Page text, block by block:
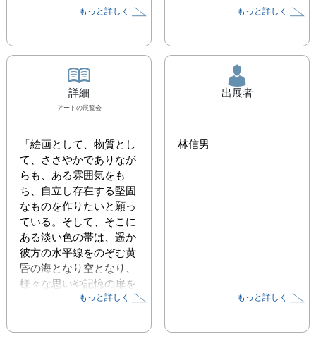
もっと詳しく もっと詳しく
詳細
アート の展覧会
「絵画として、物質とし
て、ささやかでありなが
らも、ある雰囲気をも
ち、自立し存在する堅固
なものを作りたいと願っ
ている。そして、そこに
ある淡い色の帯は、遥か
彼方の水平線をのぞむ黄
昏の海となり空となり、
様々な思いや記憶の扉を
開ける光の滴となればと
もっと詳しく
出展者
林信男
もっと詳しく